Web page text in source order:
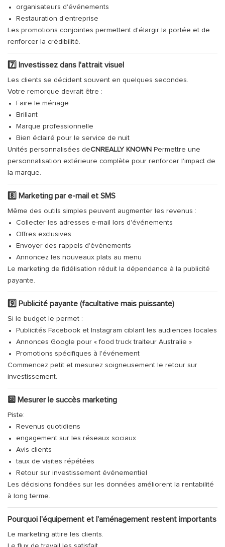
organisateurs d'événements
Restauration d'entreprise
Les promotions conjointes permettent d'élargir la portée et de
renforcer la crédibilité.
7️⃣ Investissez dans l'attrait visuel
Les clients se décident souvent en quelques secondes.
Votre remorque devrait être :
Faire le ménage
Brillant
Marque professionnelle
Bien éclairé pour le service de nuit
Unités personnalisées deCNREALLY KNOWN Permettre une
personnalisation extérieure complète pour renforcer l'impact de
la marque.
8️⃣ Marketing par e-mail et SMS
Même des outils simples peuvent augmenter les revenus :
Collecter les adresses e-mail lors d'événements
Offres exclusives
Envoyer des rappels d'événements
Annoncez les nouveaux plats au menu
Le marketing de fidélisation réduit la dépendance à la publicité
payante.
9️⃣ Publicité payante (facultative mais puissante)
Si le budget le permet :
Publicités Facebook et Instagram ciblant les audiences locales
Annonces Google pour « food truck traiteur Australie »
Promotions spécifiques à l'événement
Commencez petit et mesurez soigneusement le retour sur
investissement.
🔟 Mesurer le succès marketing
Piste:
Revenus quotidiens
engagement sur les réseaux sociaux
Avis clients
taux de visites répétées
Retour sur investissement événementiel
Les décisions fondées sur les données améliorent la rentabilité
à long terme.
Pourquoi l'équipement et l'aménagement restent importants
Le marketing attire les clients.